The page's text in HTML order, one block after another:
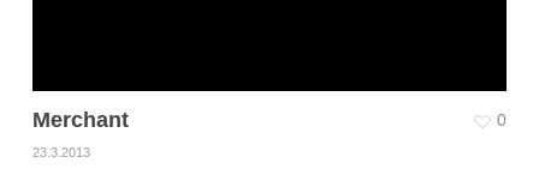
Merchant
23.3.2013
0